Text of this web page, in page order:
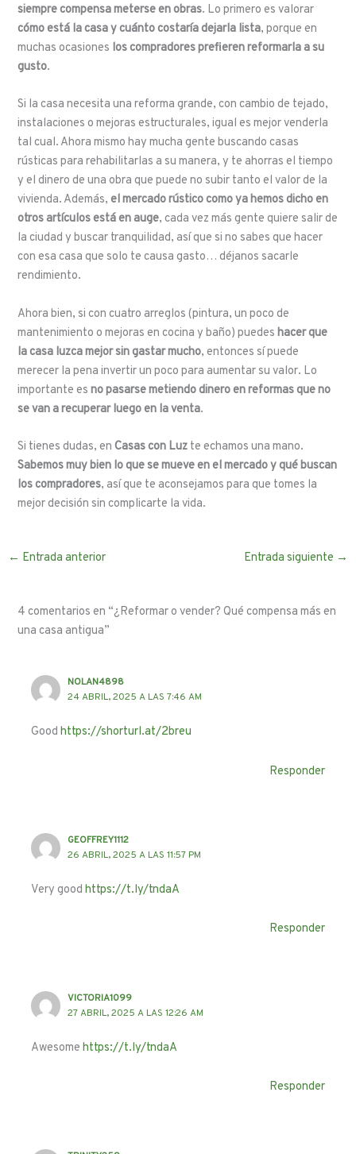
siempre compensa meterse en obras. Lo primero es valorar
cómo está la casa y cuánto costaría dejarla lista, porque en
muchas ocasiones los compradores prefieren reformarla a su
gusto.
Si la casa necesita una reforma grande, con cambio de tejado,
instalaciones o mejoras estructurales, igual es mejor venderla
tal cual. Ahora mismo hay mucha gente buscando casas
rústicas para rehabilitarlas a su manera, y te ahorras el tiempo
y el dinero de una obra que puede no subir tanto el valor de la
vivienda. Además,el mercado rústico como ya hemos dicho en
otros artículos está en auge, cada vez más gente quiere salir de
la ciudad y buscar tranquilidad, así que si no sabes que hacer
con esa casa que solo te causa gasto… déjanos sacarle
rendimiento.
Ahora bien, si con cuatro arreglos (pintura, un poco de
mantenimiento o mejoras en cocina y baño) puedeshacer que
la casa luzca mejor sin gastar mucho, entonces sí puede
merecer la pena invertir un poco para aumentar su valor. Lo
importante esno pasarse metiendo dinero en reformas que no
se van a recuperar luego en la venta.
Si tienes dudas, enCasas con Luz te echamos una mano.
Sabemos muy bien lo que se mueve en el mercado y qué buscan
los compradores, así que te aconsejamos para que tomes la
mejor decisión sin complicarte la vida.
← Entrada anterior Entrada siguiente →
4 comentarios en “¿Reformar o vender? Qué compensa más en
una casa antigua”
NOLAN4898
24 ABRIL, 2025 A LAS 7:46 AM
Goodhttps://shorturl.at/2breu
Responder
GEOFFREY1112
26 ABRIL, 2025 A LAS 11:57 PM
Very goodhttps://t.ly/tndaA
Responder
VICTORIA1099
27 ABRIL, 2025 A LAS 12:26 AM
Awesomehttps://t.ly/tndaA
Responder